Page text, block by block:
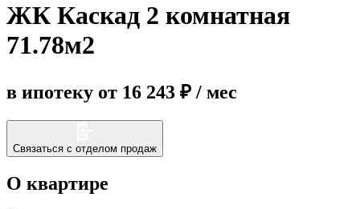
ЖК Каскад 2 комнатная
71.78м2
в ипотеку от 16 243 ₽ / мес
Связаться с отделом продаж
О квартире